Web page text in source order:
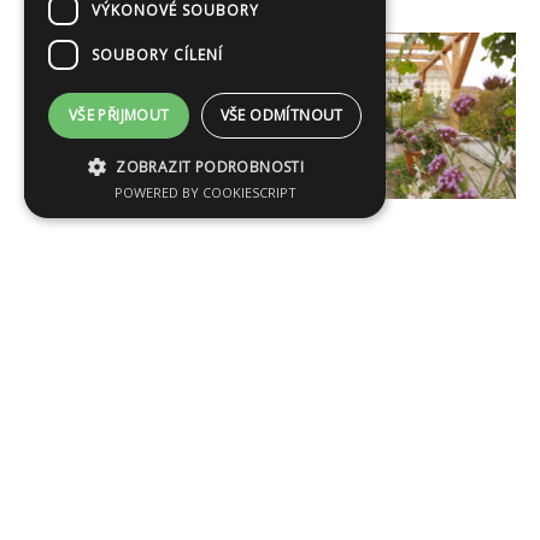
VÝKONOVÉ SOUBORY
SOUBORY CÍLENÍ
VŠE PŘIJMOUT VŠE ODMÍTNOUT
ZOBRAZIT PODROBNOSTI
POWERED BY COOKIESCRIPT